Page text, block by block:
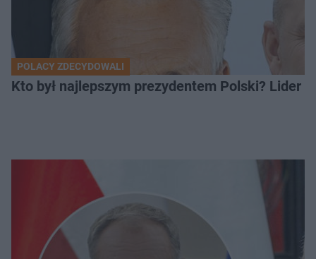
POLACY ZDECYDOWALI
Kto był najlepszym prezydentem Polski? Lider